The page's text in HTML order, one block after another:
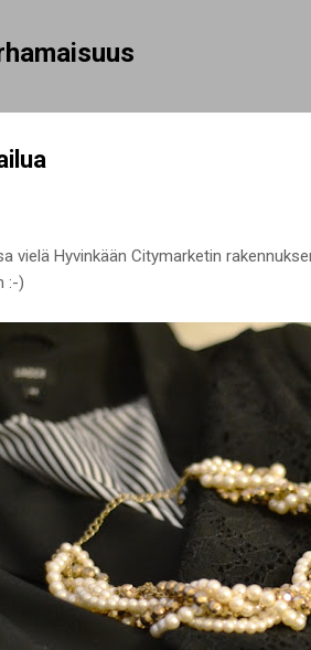
vielä Hyvinkään Citymarketin
:-)